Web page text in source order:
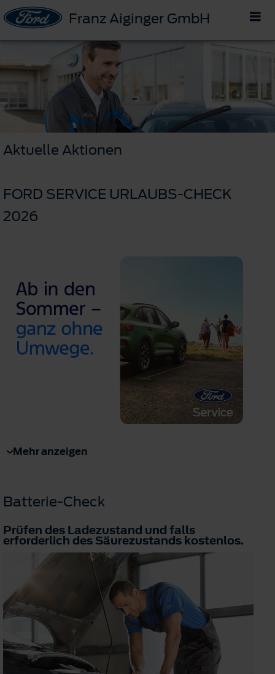
Franz Aiginger GmbH
Aktuelle Aktionen
FORD SERVICE URLAUBS-CHECK
2026
Mehr anzeigen
Batterie-Check
Prüfen des Ladezustand und falls
erforderlich des Säurezustandskostenlos.